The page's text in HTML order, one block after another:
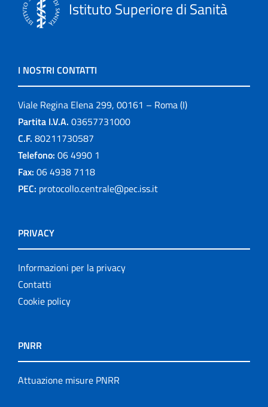
Istituto Superiore di Sanità
I NOSTRI CONTATTI
Viale Regina Elena 299, 00161 – Roma (I)
Partita I.V.A. 03657731000
C.F. 80211730587
Telefono: 06 4990 1
Fax: 06 4938 7118
PEC: protocollo.centrale@pec.iss.it
PRIVACY
Informazioni per la privacy
Contatti
Cookie policy
PNRR
Attuazione misure PNRR